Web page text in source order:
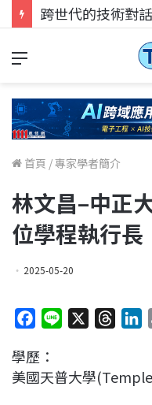
首頁 /專家學者簡介
林文昌–中正
位學程執行長
2025-05-20
c
e
e
e
k
學歷：
美國天普大學